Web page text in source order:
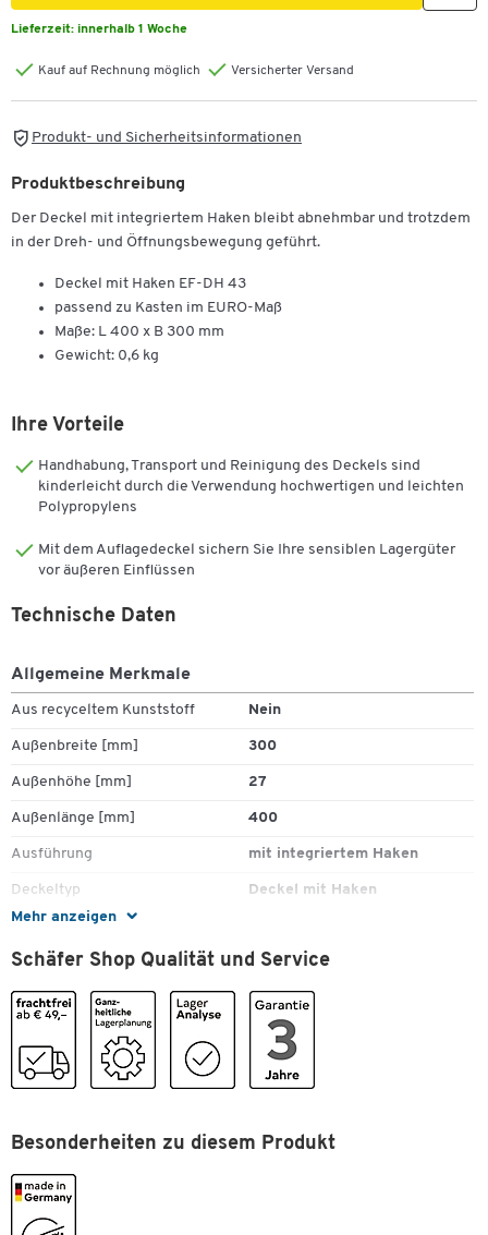
Lieferzeit: innerhalb 1 Woche
Kauf auf Rechnung möglich Versicherter Versand
Produkt- und Sicherheitsinformationen
Produktbeschreibung
Der Deckel mit integriertem Haken bleibt abnehmbar und trotzdem
in der Dreh- und Öffnungsbewegung geführt.
Deckel mit Haken EF-DH 43
passend zu Kasten im EURO-Maß
Maße: L 400 x B 300 mm
Gewicht: 0,6 kg
Ihre Vorteile
Handhabung, Transport und Reinigung des Deckels sind
kinderleicht durch die Verwendung hochwertigen und leichten
Polypropylens
Mit dem Auflagedeckel sichern Sie Ihre sensiblen Lagergüter
vor äußeren Einflüssen
Mehr anzeigen
Technische Daten
Allgemeine Merkmale
Aus recyceltem Kunststoff Nein
Außenbreite [mm] 300
Außenhöhe [mm] 27
Außenlänge [mm] 400
Ausführung mit integriertem Haken
Deckeltyp Deckel mit Haken
Geeignet für
Gefahrstoffgeeignet Nein
Gewicht [kg] 0,6
Lebensmittelecht Nein
Lebensmittelgeeignet Nein
Material Polypropylen (PP)
Modell
Serie
Schäfer Shop Qualität und Service
Besonderheiten zu diesem Produkt